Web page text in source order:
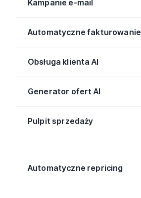
Kampanie e-mail
Automatyczne fakturowanie
Obsługa klienta AI
Generator ofert AI
Pulpit sprzedaży
Automatyczne repricing